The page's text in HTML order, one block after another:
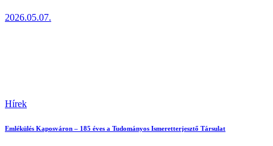
2026.05.07.
Hírek
Emlékülés Kaposváron – 185 éves a Tudományos Ismeretterjesztő Társulat